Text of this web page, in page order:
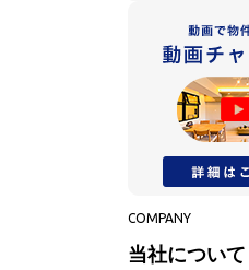
COMPANY
当社について